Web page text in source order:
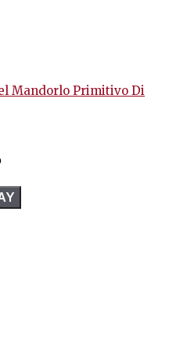
Mandorlo Primitivo Di